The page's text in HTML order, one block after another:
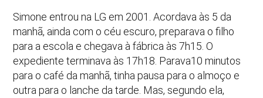
Simone entrou na LG em 2001. Acordava às 5 da
manhã, ainda com o céu escuro, preparava o filho
para a escola e chegava à fábrica às 7h15. O
expediente terminava às 17h18. Parava10 minutos
para o café da manhã, tinha pausa para o almoço e
outra para o lanche da tarde. Mas, segundo ela,